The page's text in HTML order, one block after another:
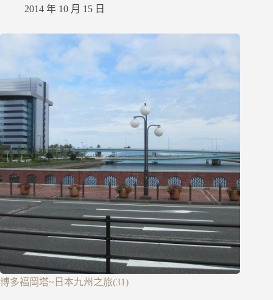
2014 年 10 月 15 日
博多福岡塔~日本九州之旅(31)